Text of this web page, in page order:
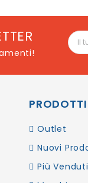
PRODOTTI
Outlet
Nuovi
Più Venduti